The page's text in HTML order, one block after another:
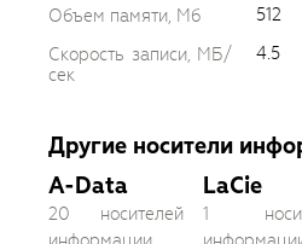
Объем памяти, Мб
512
Скорость записи, МБ/
сек
4.5
Другие носители
A-Data
20 носителей
LaCie
1